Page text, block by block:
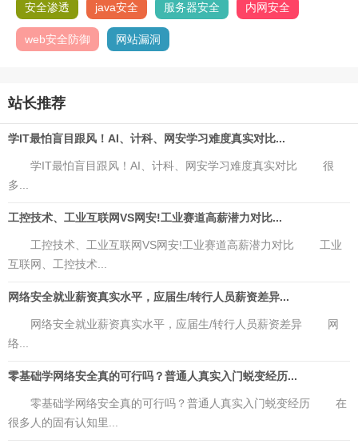
安全渗透 java安全 服务器安全 内网安全
web安全防御 网站漏洞
站长推荐
学IT最怕盲目跟风！AI、计科、网安学习难度真实对比...
学IT最怕盲目跟风！AI、计科、网安学习难度真实对比 很
多...
工控技术、工业互联网VS网安!工业赛道高薪潜力对比...
工控技术、工业互联网VS网安!工业赛道高薪潜力对比 工业
互联网、工控技术...
网络安全就业薪资真实水平，应届生/转行人员薪资差异...
网络安全就业薪资真实水平，应届生/转行人员薪资差异 网
络...
零基础学网络安全真的可行吗？普通人真实入门蜕变经历...
零基础学网络安全真的可行吗？普通人真实入门蜕变经历 在
很多人的固有认知里...